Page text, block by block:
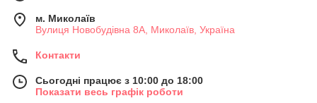
м. Миколаїв
Вулиця Новобудівна 8А, Миколаїв, Україна
Контакти
Сьогодні працює з 10:00 до 18:00
Показати весь графік роботи